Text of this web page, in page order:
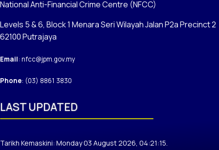
National Anti-Financial Crime Centre (NFCC)
Levels 5 & 6, Block 1 Menara Seri Wilayah Jalan P2a Precinct 2
62100 Putrajaya
Email: nfcc@jpm.gov.my
Phone: (03) 8861 3830
LAST UPDATED
Tarikh Kemaskini: Monday 03 August 2026, 04:21:15.